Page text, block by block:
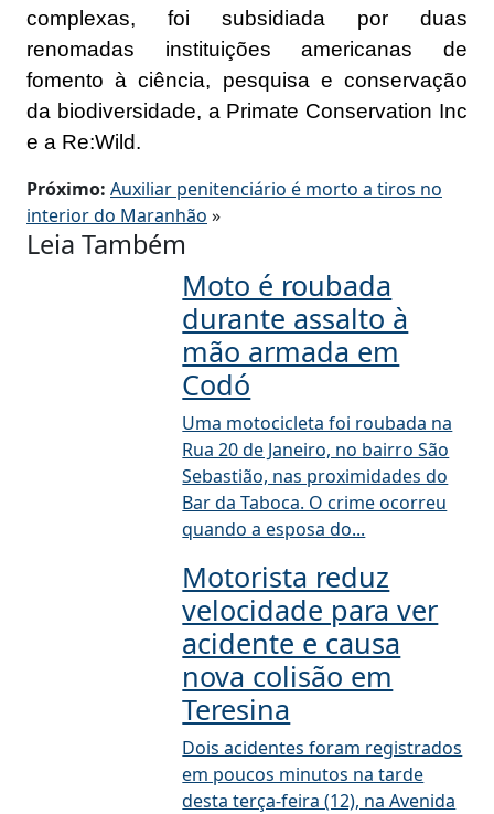
complexas, foi subsidiada por duas
renomadas instituições americanas de
fomento à ciência, pesquisa e conservação
da biodiversidade, a Primate Conservation Inc
e a Re:Wild.
Próximo: Auxiliar penitenciário é morto a tiros no
interior do Maranhão »
Leia Também
Moto é roubada
durante assalto à
mão armada em
Codó
Uma motocicleta foi roubada na
Rua 20 de Janeiro, no bairro São
Sebastião, nas proximidades do
Bar da Taboca. O crime ocorreu
quando a esposa do...
Motorista reduz
velocidade para ver
acidente e causa
nova colisão em
Teresina
Dois acidentes foram registrados
em poucos minutos na tarde
desta terça-feira (12), na Avenida